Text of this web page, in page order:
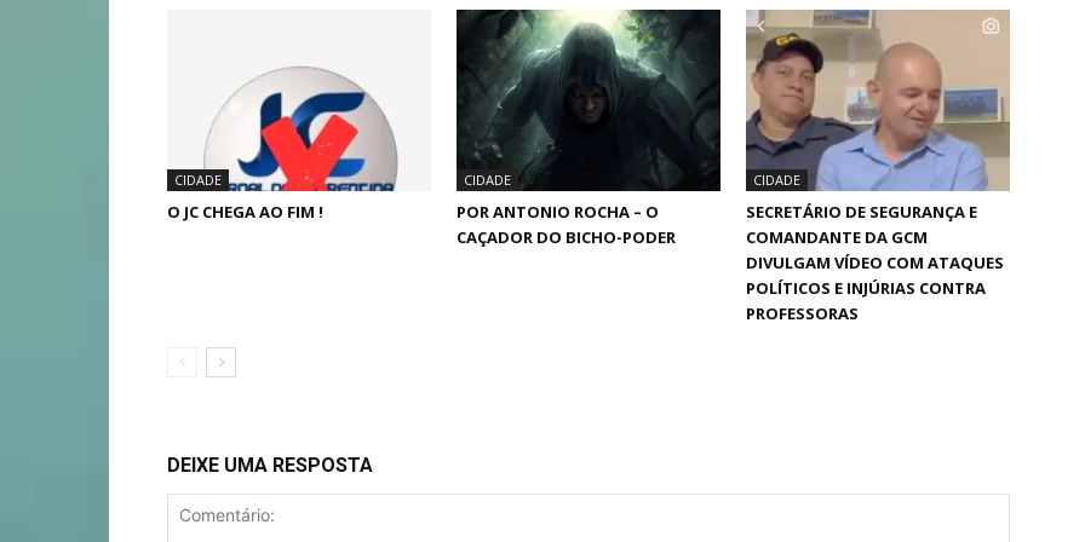
CIDADE
O JC CHEGA AO FIM !
CIDADE
POR ANTONIO ROCHA – O
CAÇADOR DO BICHO-PODER
CIDADE
SECRETÁRIO DE SEGURANÇA E
COMANDANTE DA GCM
DIVULGAM VÍDEO COM ATAQUES
POLÍTICOS E INJÚRIAS CONTRA
PROFESSORAS
DEIXE UMA RESPOSTA